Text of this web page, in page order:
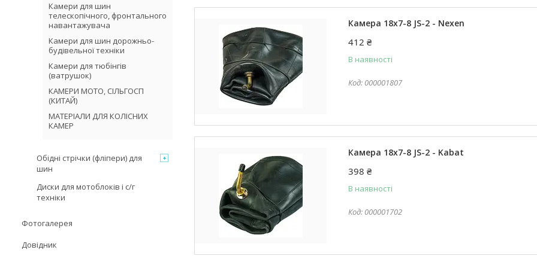
Камера 18x7-8 JS-2 - Nexen
412 ₴
В наявності
000001807
Камера 18x7-8 JS-2 - Kabat
398 ₴
В наявності
000001702
Камери для шин
телескопічного, фронтального
навантажувача
Камери для шин дорожньо-
будівельної техніки
Камери для тюбінгів
(ватрушок)
КАМЕРИ МОТО, СІЛЬГОСП
(КИТАЙ)
МАТЕРІАЛИ ДЛЯ КОЛІСНИХ
КАМЕР
Обідні стрічки (фліпери) для
шин
Диски для мотоблоків і с/г
техніки
Фотогалерея
Довідник